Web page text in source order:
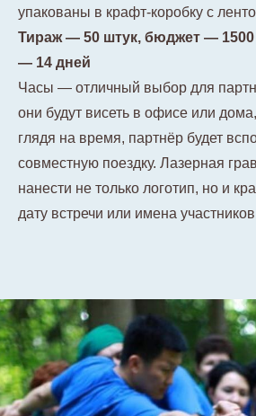
упакованы в крафт-коробку с
Тираж — 50 штук, бюджет — 1500
— 14 дней
Часы — отличный выбор для
они будут висеть в офисе или
глядя на время, партнёр будет
совместную поездку. Лазерная
нанести не только логотип, но и
дату встречи или имена